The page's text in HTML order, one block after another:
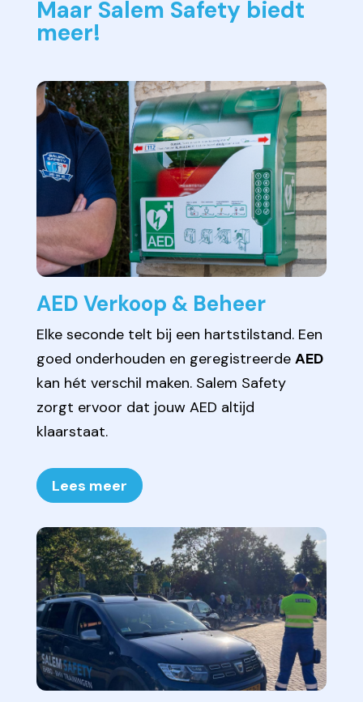
Maar Salem Safety biedt
meer!
AED Verkoop & Beheer
Elke seconde telt bij een hartstilstand. Een
goed onderhouden en geregistreerde AED
kan hét verschil maken. Salem Safety
zorgt ervoor dat jouw AED altijd
klaarstaat.
Lees meer